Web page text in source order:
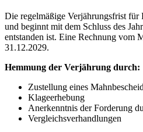
Die regelmäßige Verjährungsfrist für
und beginnt mit dem Schluss des
entstanden ist. Eine Rechnung vom
31.12.2029.
Hemmung der Verjährung durch:
Zustellung eines
Klageerhebung
Anerkenntnis der Forderung
Vergleichsverhandlungen